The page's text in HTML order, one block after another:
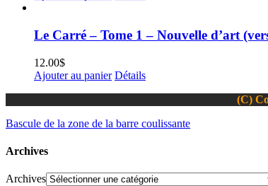
Le Carré – Tome 1 – Nouvelle d’art
12.00$
Ajouter au panier Détails
(C)
Bascule de la zone de la barre coulissante
Archives
Archives